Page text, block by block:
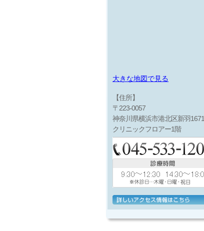
大きな地図で見る
【住所】
〒223-0057
神奈川県横浜市港北区新羽1671
クリニックフロアー1階